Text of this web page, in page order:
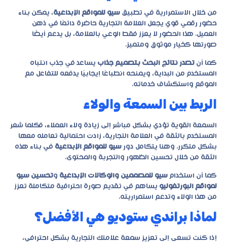
من خلال الاستمرارية في تطبيق سيو للمواقع الإبداعية، يمكن بناء
حضور رقمي قوي يجعل العلامة التجارية حاضرة دائمًا في ذهن
العميل. هذا الحضور لا يعزز فقط الوعي بالعلامة، بل يدعم أيضًا
صورتها كخيار موثوق ومتميز.
كما أن تصدر نتائج البحث بتصميم جذاب يساعد في جذب انتباه
المستخدم من البداية، ويمنحه انطباعًا إيجابيًا يدفعه للتفاعل مع
الموقع واستكشاف خدماته.
الربط بين السمعة والولاء
السمعة القوية تؤدي بشكل مباشر إلى زيادة ولاء العملاء، فكلما شعر
المستخدم بالثقة في العلامة التجارية، زادت احتمالية تعامله معها
بشكل متكرر. وهنا يتكامل دور سيو للمواقع الإبداعية في بناء هذه
الثقة من خلال تحسين الظهور والتجربة والمحتوى.
كما أن استخدام سيو للمصممين والوكالات الإبداعية وتحسين سيو
لمواقع البورتفوليو يساهم في تقديم صورة احترافية متكاملة تعزز
من هذا الولاء وتدعم استمراريته.
لماذا براندي ستوديو هي الأفضل؟
إذا كنت تسعى إلى تعزيز سمعة علامتك التجارية بشكل احترافي،